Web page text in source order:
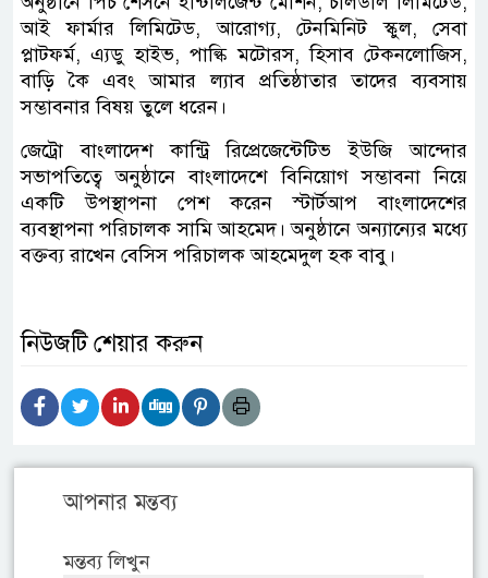
আই ফার্মার লিমিটেড, আরোগ্য, টেনমিনিট স্কুল, সেবা
প্লাটফর্ম, এ্যডু হাইভ, পাল্কি মটোরস, হিসাব টেকনলোজিস,
বাড়ি কৈ এবং আমার ল্যাব প্রতিষ্ঠাতার তাদের ব্যবসায়
সম্ভাবনার বিষয় তুলে ধরেন।
জেট্রো বাংলাদেশ কান্ট্রি রিপ্রেজেন্টেটিভ ইউজি আন্দোর
সভাপতিত্বে অনুষ্ঠানে বাংলাদেশে বিনিয়োগ সম্ভাবনা নিয়ে
একটি উপস্থাপনা পেশ করেন স্টার্টআপ বাংলাদেশের
ব্যবস্থাপনা পরিচালক সামি আহমেদ। অনুষ্ঠানে অন্যান্যের মধ্যে
বক্তব্য রাখেন বেসিস পরিচালক আহমেদুল হক বাবু।
নিউজটি শেয়ার করুন
আপনার মন্তব্য
মন্তব্য লিখুন